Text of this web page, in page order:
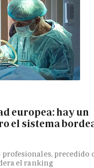
europea: hay un
el sistema
profesionales, precedido
el ranking